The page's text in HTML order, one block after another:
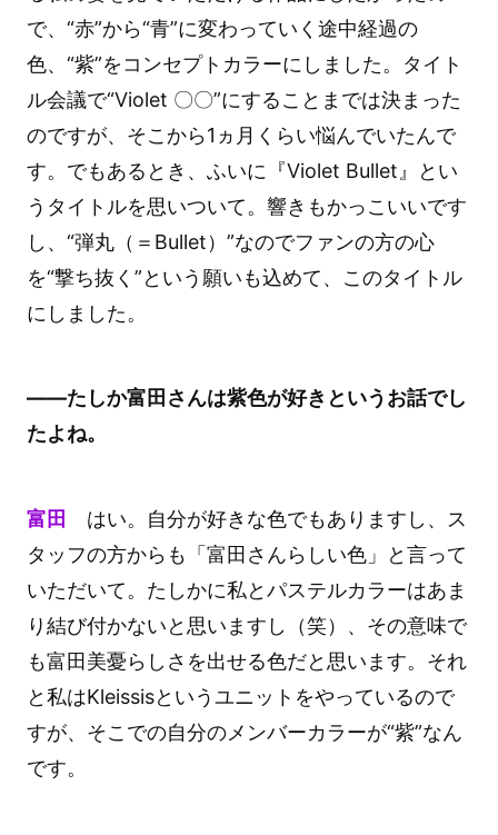
で、“赤”から“青”に変わっていく途中経過の
色、“紫”をコンセプトカラーにしました。タイト
ル会議で“Violet 〇〇”にすることまでは決まった
のですが、そこから1ヵ月くらい悩んでいたんで
す。でもあるとき、ふいに『Violet Bullet』とい
うタイトルを思いついて。響きもかっこいいです
し、“弾丸（＝Bullet）”なのでファンの方の心
を“撃ち抜く”という願いも込めて、このタイトル
にしました。
――たしか富田さんは紫色が好きというお話でし
たよね。
富田
はい。自分が好きな色でもありますし、ス
タッフの方からも「富田さんらしい色」と言って
いただいて。たしかに私とパステルカラーはあま
り結び付かないと思いますし（笑）、その意味で
も富田美憂らしさを出せる色だと思います。それ
と私はKleissisというユニットをやっているので
すが、そこでの自分のメンバーカラーが“紫”なん
です。